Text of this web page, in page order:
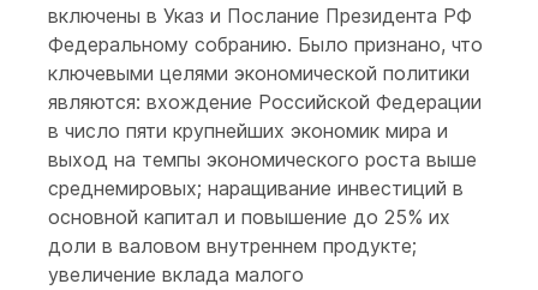
включены в Указ и Послание Президента РФ
Федеральному собранию. Было признано, что
ключевыми целями экономической политики
являются: вхождение Российской Федерации
в число пяти крупнейших экономик мира и
выход на темпы экономического роста выше
среднемировых; наращивание инвестиций в
основной капитал и повышение до 25% их
доли в валовом внутреннем продукте;
увеличение вклада малого